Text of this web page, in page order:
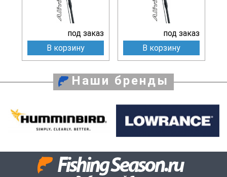
под заказ
В корзину
под заказ
В корзину
Наши бренды